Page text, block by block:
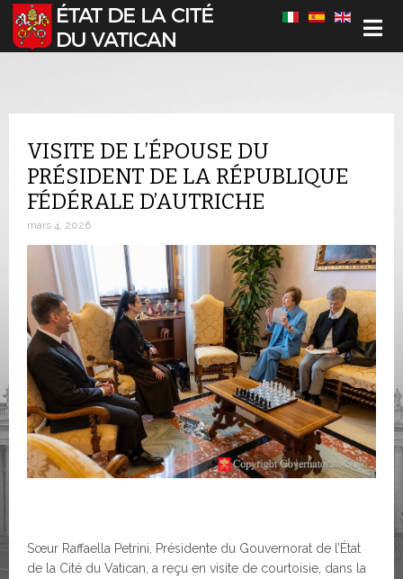
Sélectionnez votre langue
VISITE DE L’ÉPOUSE DU
PRÉSIDENT DE LA RÉPUBLIQUE
FÉDÉRALE D’AUTRICHE
mars 4, 2026
Sœur Raffaella Petrini, Présidente du Gouvernorat de l’État
de la Cité du Vatican, a reçu en visite de courtoisie, dans la